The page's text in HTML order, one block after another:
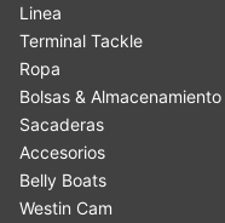
Linea
Terminal Tackle
Ropa
Bolsas & Almacenamiento
Sacaderas
Accesorios
Belly Boats
Westin Cam